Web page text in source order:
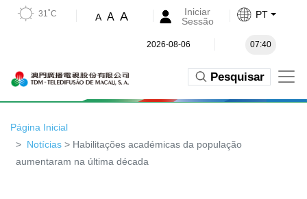
31˚C A A A
Iniciar
Sessão
PT
2026-08-06 07:40
Pesquisar
Página Inicial
Notícias > Habilitações académicas da população
aumentaram na última década